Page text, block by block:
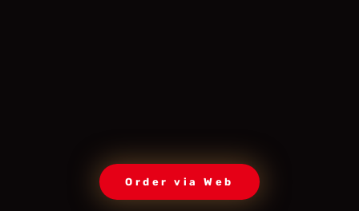
Order via Web